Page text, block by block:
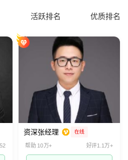
活跃排名 优质排名
资深张经理 在线
帮助 10万+ 好评1.1万+